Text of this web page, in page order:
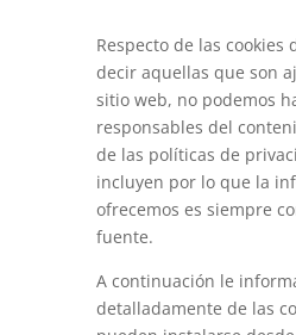
Respecto de las cookies
decir aquellas que son
sitio web, no podemos
responsables del
de las políticas de
incluyen por lo que la
ofrecemos es siempre
fuente.
A continuación le
detalladamente de las